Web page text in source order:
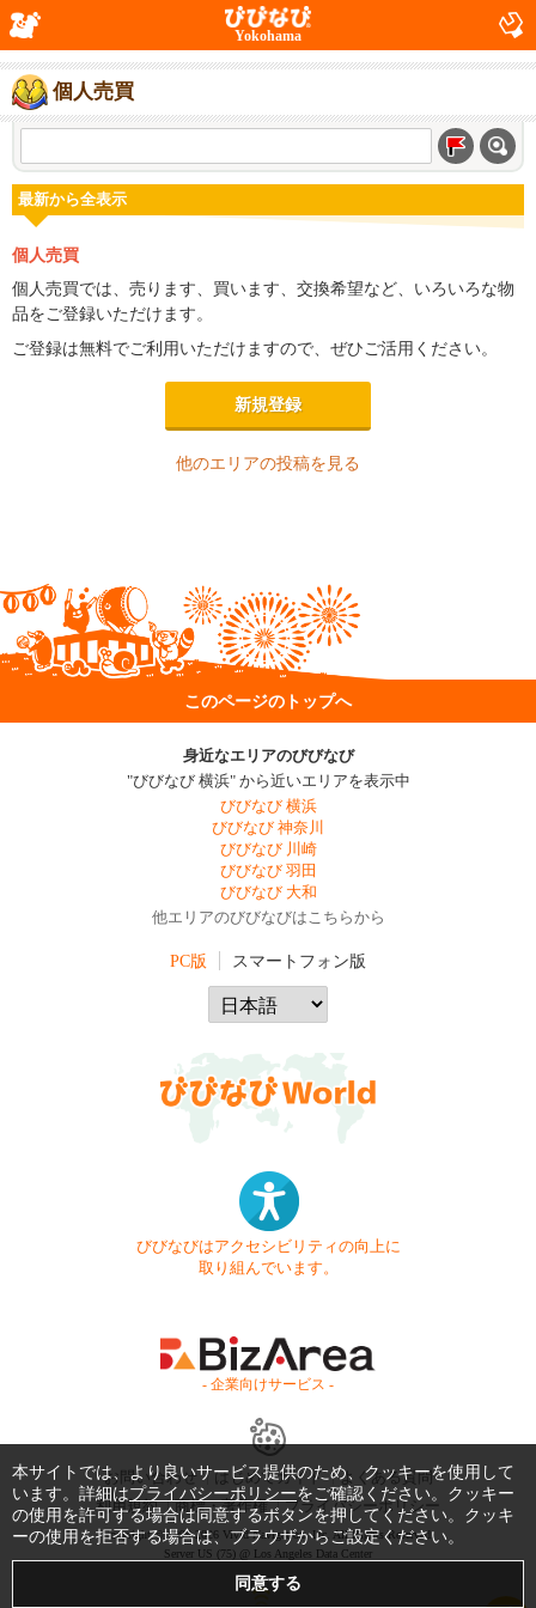
Yokohama
個人売買
最新から全表示
個人売買
個人売買では、売ります、買います、交換希望など、いろいろな物
品をご登録いただけます。
ご登録は無料でご利用いただけますので、ぜひご活用ください。
新規登録
他のエリアの投稿を見る
このページのトップへ
身近なエリアのびびなび
"びびなび 横浜" から近いエリアを表示中
びびなび 横浜
びびなび 神奈川
びびなび 川崎
びびなび 羽田
びびなび 大和
他エリアのびびなびはこちらから
PC版 スマートフォン版
びびなびはアクセシビリティの向上に
取り組んでいます。
- 企業向けサービス -
お問い合わせ はじめてガイド
よくある質問
利用規約
商標・著作権 プライバシーポリシー
Copyright © 1999-2026 Vivid Navigation, Inc. All Rights Reserved.
Server US (75) @ Los Angeles Data Center
本サイトでは、より良いサービス提供のため、クッキーを使用して
います。詳細はプライバシーポリシーをご確認ください。クッキー
の使用を許可する場合は同意するボタンを押してください。クッキ
ーの使用を拒否する場合は、ブラウザからご設定ください。